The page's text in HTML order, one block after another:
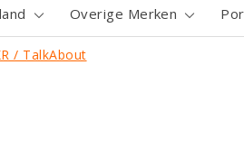
Overige Merken
/ TalkAbout